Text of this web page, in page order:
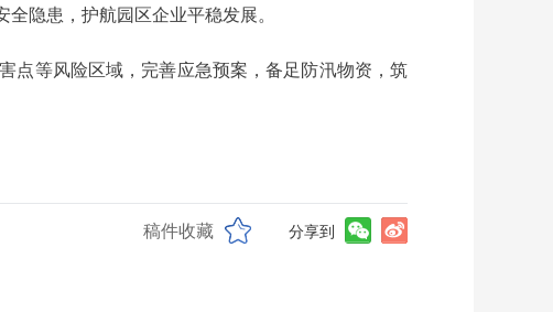
隐患，护航园区企业平稳发展。
点等风险区域，完善应急预案，备足防汛物资，筑
稿件收藏 分享到